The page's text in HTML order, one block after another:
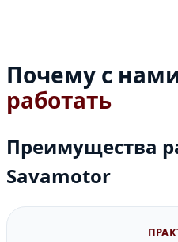
Почему с
работать
Преимущества
Savamotor